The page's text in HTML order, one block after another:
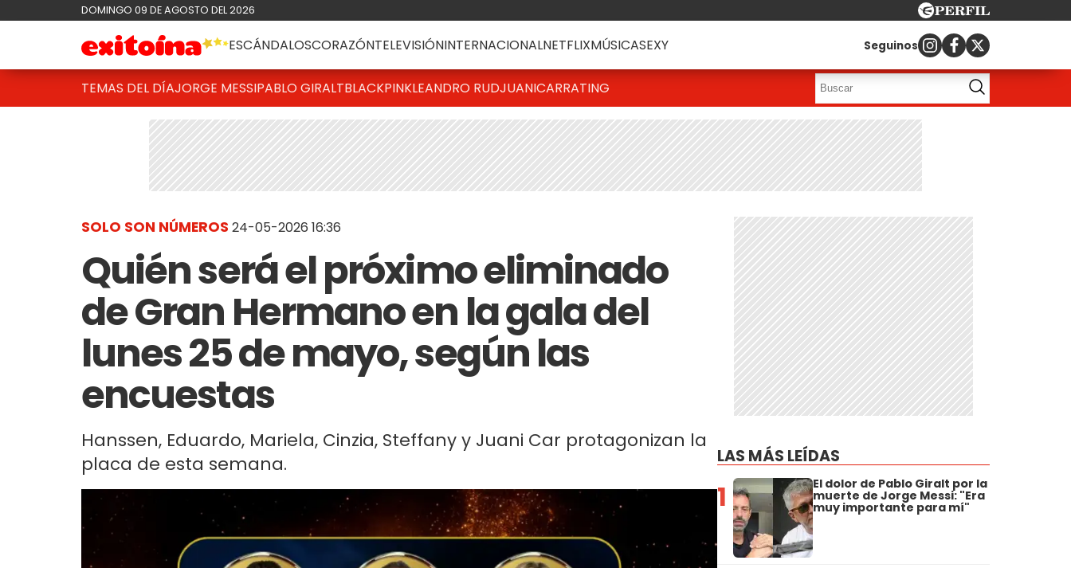
DOMINGO 09 DE AGOSTO DEL 2026
ESCÁNDALOSCORAZÓNTELEVISIÓNINTERNACIONALNETFLIXMÚSICASEXY Seguinos
TEMAS DEL DÍAJORGE MESSIPABLO GIRALTBLACKPINKLEANDRO RUDJUANICARRATING
SOLO SON NÚMEROS 24-05-2026 16:36
Quién será el próximo eliminado
de Gran Hermano en la gala del
lunes 25 de mayo, según las
encuestas
Hanssen, Eduardo, Mariela, Cinzia, Steffany y Juani Car protagonizan la
placa de esta semana.
LAS MÁS LEÍDAS
1 El dolor de Pablo Giralt por la
muerte de Jorge Messi: "Era
muy importante para mí"